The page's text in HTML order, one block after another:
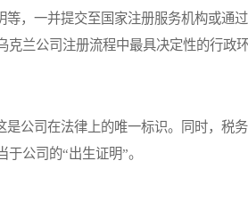
，一并提交至国家注册服务机构或通
兰公司注册流程中最具决定性的行政环
公司在法律上的唯一标识。同时，税务
公司的“出生证明”。